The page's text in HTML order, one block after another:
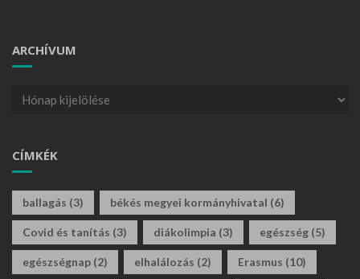
ARCHÍVUM
CÍMKÉK
ballagás (3) békés megyei kormányhivatal (6)
Covid és tanítás (3) diákolimpia (3) egészség (5)
egészségnap (2) elhalálozás (2) Erasmus (10)